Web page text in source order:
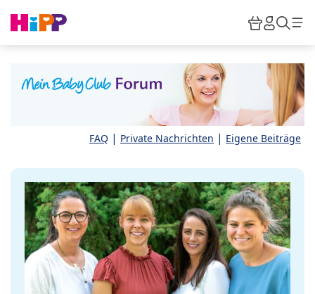
HiPP
FAQ | Private Nachrichten | Eigene Beiträge